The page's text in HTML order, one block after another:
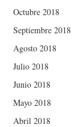
Octubre 2018
Septiembre 2018
Agosto 2018
Julio 2018
Junio 2018
Mayo 2018
Abril 2018